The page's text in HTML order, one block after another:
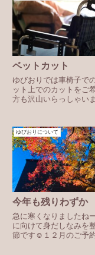
ベットカット
ゆびおりでは車椅子で
ット上でのカットをご
方も沢山いらっしゃい
とにかく短くと希望さ
いですが、おしゃれさ
も忘れずに☺︎ご本人、
ゆびおりについて
今年も残りわずか
急に寒くなりましたね
に向けて身だしなみを
節です☺︎１２月のご予